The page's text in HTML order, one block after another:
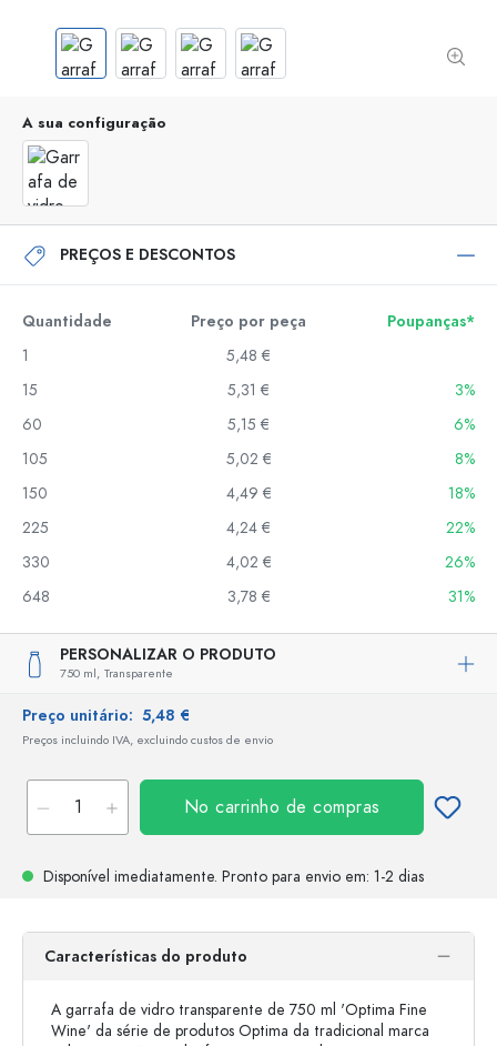
A sua configuração
PREÇOS E DESCONTOS
Quantidade Preço por peça
Poupanças*
1
5,48 €
15
5,31 €
3%
60
5,15 €
6%
105
5,02 €
8%
150
4,49 €
18%
225
4,24 €
22%
330
4,02 €
26%
648
3,78 € 31%
PERSONALIZAR O PRODUTO
750 ml, Transparente
Preço unitário: 5,48 €
Preços incluindo IVA, excluindo custos de envio
No carrinho de compras
Disponível imediatamente. Pronto para envio em: 1-2 dias
Características do produto
A garrafa de vidro transparente de 750 ml 'Optima Fine
Wine' da série de produtos Optima da tradicional marca